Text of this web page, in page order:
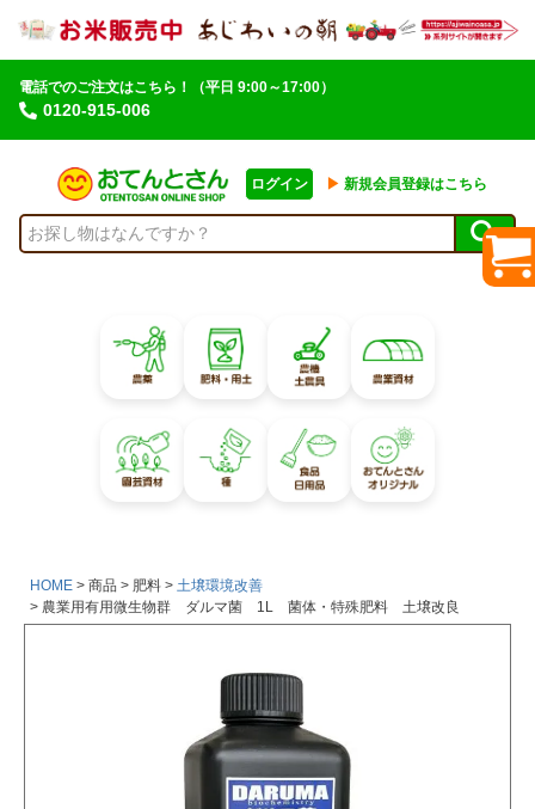
電話でのご注文はこちら！
0120-915-006
（平日 9:00～17:00）
ログイン ▶︎ 新規会員登録はこちら
HOME 商品 肥料
土壌環境改善
農業用有用微生物群 ダルマ菌 1L 菌体・特殊肥料 土壌改良